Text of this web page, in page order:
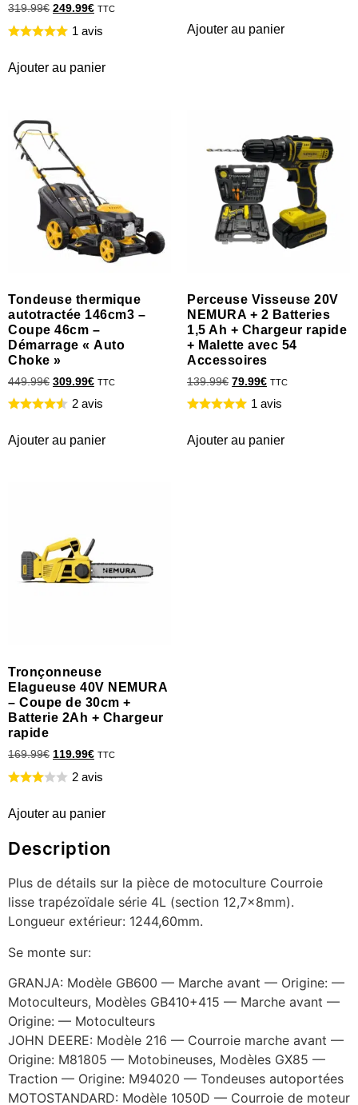
319.99€ 249.99€ TTC
1 avis
Ajouter au panier
Ajouter au panier
Tondeuse thermique
autotractée 146cm3 –
Coupe 46cm –
Démarrage « Auto
Choke »
449.99€ 309.99€ TTC
2 avis
Ajouter au panier
Perceuse Visseuse 20V
NEMURA + 2 Batteries
1,5 Ah + Chargeur rapide
+ Malette avec 54
Accessoires
139.99€ 79.99€ TTC
1 avis
Ajouter au panier
Tronçonneuse
Elagueuse 40V NEMURA
– Coupe de 30cm +
Batterie 2Ah + Chargeur
rapide
169.99€ 119.99€ TTC
2 avis
Ajouter au panier
Description
Plus de détails sur la pièce de motoculture Courroie
lisse trapézoïdale série 4L (section 12,7x8mm).
Longueur extérieur: 1244,60mm.
Se monte sur:
GRANJA: Modèle GB600 — Marche avant — Origine: —
Motoculteurs, Modèles GB410+415 — Marche avant —
Origine: — Motoculteurs
JOHN DEERE: Modèle 216 — Courroie marche avant —
Origine: M81805 — Motobineuses, Modèles GX85 —
Traction — Origine: M94020 — Tondeuses autoportées
MOTOSTANDARD: Modèle 1050D — Courroie de moteur